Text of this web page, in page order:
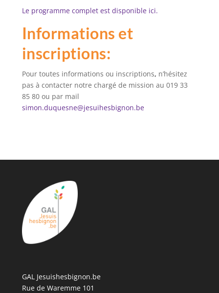
Le programme complet est disponible ici.
Informations et
inscriptions:
Pour toutes informations ou inscriptions, n’hésitez
pas à contacter notre chargé de mission au 019 33
85 80 ou par mail
simon.duquesne@jesuihesbignon.be
GAL Jesuishesbignon.be
Rue de Waremme 101